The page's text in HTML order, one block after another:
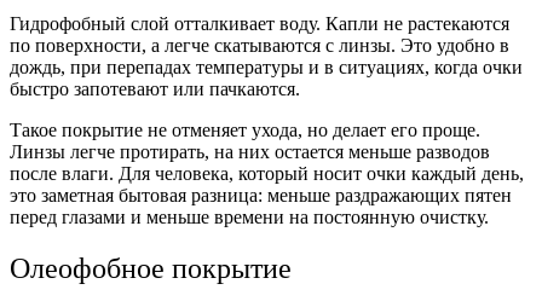
Гидрофобный слой отталкивает воду. Капли не растекаются
по поверхности, а легче скатываются с линзы. Это удобно в
дождь, при перепадах температуры и в ситуациях, когда очки
быстро запотевают или пачкаются.
Такое покрытие не отменяет ухода, но делает его проще.
Линзы легче протирать, на них остается меньше разводов
после влаги. Для человека, который носит очки каждый день,
это заметная бытовая разница: меньше раздражающих пятен
перед глазами и меньше времени на постоянную очистку.
Олеофобное покрытие